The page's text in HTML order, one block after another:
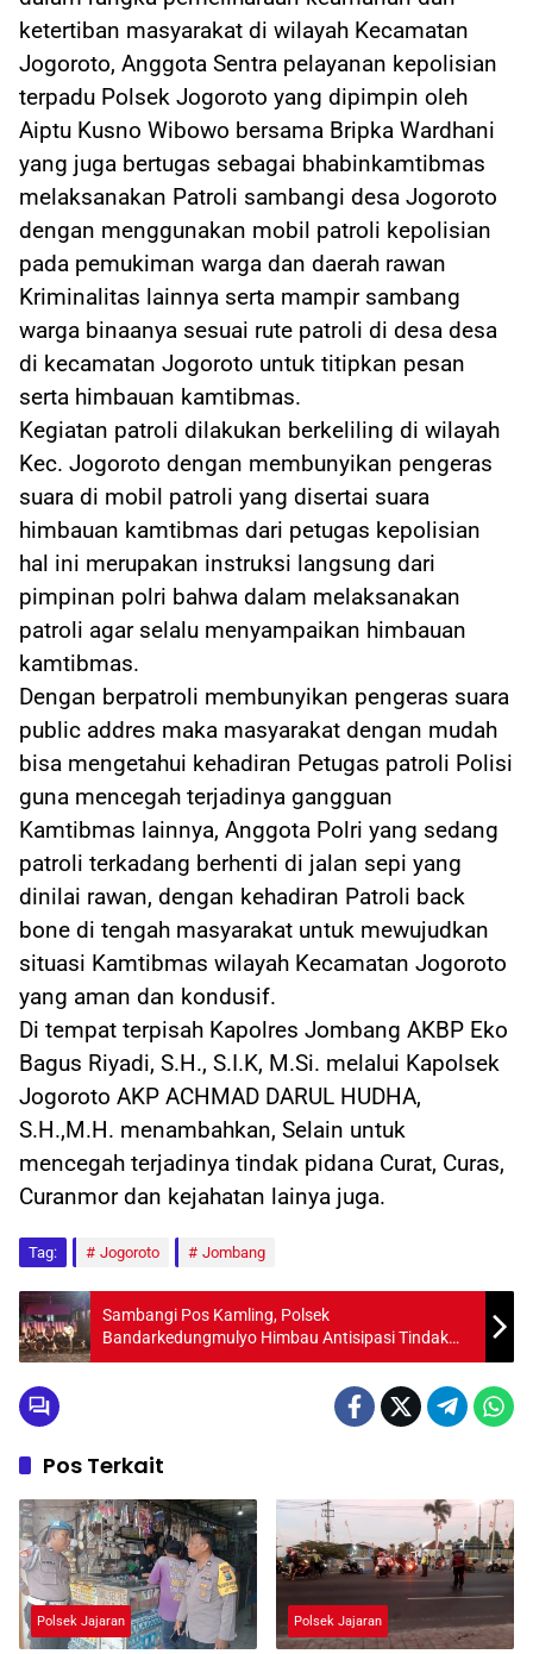
ketertiban masyarakat di wilayah Kecamatan
Jogoroto, Anggota Sentra pelayanan kepolisian
terpadu Polsek Jogoroto yang dipimpin oleh
Aiptu Kusno Wibowo bersama Bripka Wardhani
yang juga bertugas sebagai bhabinkamtibmas
melaksanakan Patroli sambangi desa Jogoroto
dengan menggunakan mobil patroli kepolisian
pada pemukiman warga dan daerah rawan
Kriminalitas lainnya serta mampir sambang
warga binaanya sesuai rute patroli di desa desa
di kecamatan Jogoroto untuk titipkan pesan
serta himbauan kamtibmas.
Kegiatan patroli dilakukan berkeliling di wilayah
Kec. Jogoroto dengan membunyikan pengeras
suara di mobil patroli yang disertai suara
himbauan kamtibmas dari petugas kepolisian
hal ini merupakan instruksi langsung dari
pimpinan polri bahwa dalam melaksanakan
patroli agar selalu menyampaikan himbauan
kamtibmas.
Dengan berpatroli membunyikan pengeras suara
public addres maka masyarakat dengan mudah
bisa mengetahui kehadiran Petugas patroli Polisi
guna mencegah terjadinya gangguan
Kamtibmas lainnya, Anggota Polri yang sedang
patroli terkadang berhenti di jalan sepi yang
dinilai rawan, dengan kehadiran Patroli back
bone di tengah masyarakat untuk mewujudkan
situasi Kamtibmas wilayah Kecamatan Jogoroto
yang aman dan kondusif.
Di tempat terpisah Kapolres Jombang AKBP Eko
Bagus Riyadi, S.H., S.I.K, M.Si. melalui Kapolsek
Jogoroto AKP ACHMAD DARUL HUDHA,
S.H.,M.H. menambahkan, Selain untuk
mencegah terjadinya tindak pidana Curat, Curas,
Curanmor dan kejahatan lainya juga.
Tag: Jogoroto Jombang
Sambangi Pos Kamling, Polsek
Bandarkedungmulyo Himbau Antisipasi Tindak
Kejahatan
Pos Terkait
Polsek Jajaran Polsek Jajaran